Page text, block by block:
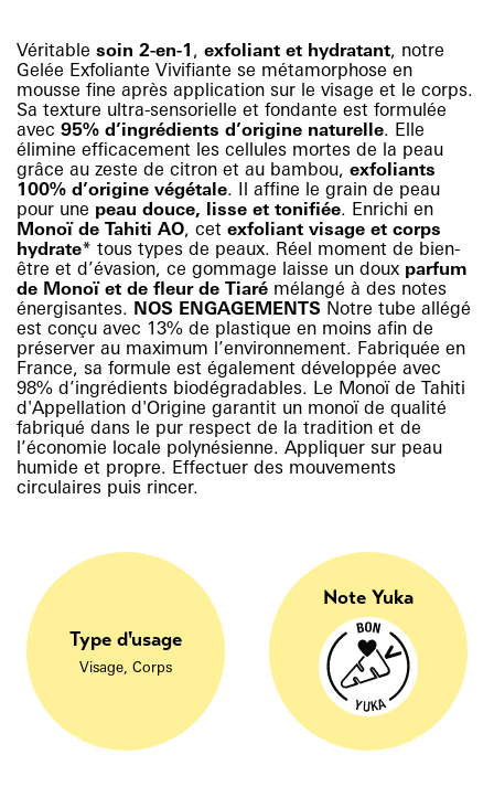
Véritable soin 2-en-1 , exfoliant et hydratant, notre
Gelée Exfoliante Vivifiante se métamorphose en
mousse fine après application sur le visage et le corps.
Sa texture ultra-sensorielle et fondante est formulée
avec 95% d’ingrédients d’origine naturelle. Elle
élimine efficacement les cellules mortes de la peau
grâce au zeste de citron et au bambou, exfoliants
100% d’origine végétale. Il affine le grain de peau
pour une peau douce, lisse et tonifiée. Enrichi en
Monoï de Tahiti AO, cet exfoliant visage et corps
hydrate* tous types de peaux. Réel moment de bien-
être et d’évasion, ce gommage laisse un doux parfum
de Monoï et de fleur de Tiaré mélangé à des notes
énergisantes. NOS ENGAGEMENTS Notre tube allégé
est conçu avec 13% de plastique en moins afin de
préserver au maximum l’environnement. Fabriquée en
France, sa formule est également développée avec
98% d’ingrédients biodégradables. Le Monoï de Tahiti
d'Appellation d'Origine garantit un monoï de qualité
fabriqué dans le pur respect de la tradition et de
l’économie locale polynésienne. Appliquer sur peau
humide et propre. Effectuer des mouvements
circulaires puis rincer.
Type d'usage
Visage, Corps
Note Yuka